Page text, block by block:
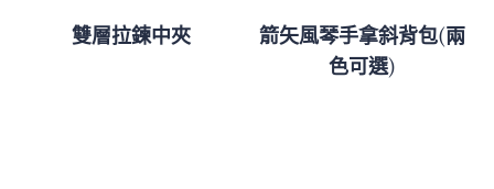
雙層拉鍊中夾
箭矢風琴手拿斜背包(兩
色可選)